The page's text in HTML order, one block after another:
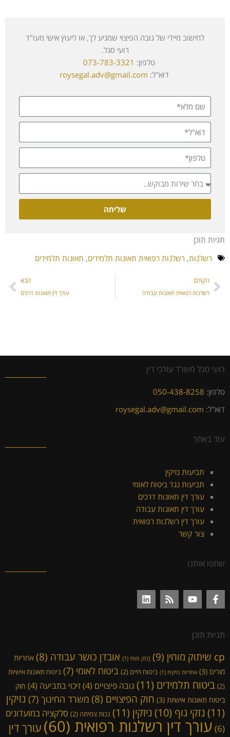
לחישוב מיידי של גובה הפיצוי שמגיע לך, או ליעוץ אישי מעו"ד
רועי סגל.
טלפון: 073-783-3321
דוא"ל: roysegal.adv@gmail.com
שליחה
תגיות תוכן
רשלנות, רשלנות רפואית תאונות תלמידים, תאונות תלמידים
הקודם
רשלנות רפואית תאונות עבודה
הבא
עורך דין תאונות דרכים
רועי סגל משרד עורכי דין
טלפון: 050-438-8258
דוא"ל: roysegal.adv@gmail.com
עוד באתר
תביעות נזיקין
תביעות נגד ביטוח לאומי
עורך דין תאונות דרכים
עורך דין תאונות עבודה
עורך דין רשלנות רפואית
צור קשר
שתפו אותנו
תגיות תוכן
cp שיתוק מוחין (9) [נזק מוחי (1) אובדן כושר עבודה (8)
אחריות
מורים (3) אחריות נזיקית (1) ביטוח חיים (2) ביטוח לאומי (7)
ביטוח תאונות אישיות
(2)
ביטוח תלמידים (11) גובה פיצויים (4) זיכוי בתביעה (4)
חוק
ביטוח תאונות אישיות (3) חוק הפיצויים (8) משרד החינוך (7)
נזיקין
(11)
נזקי גוף (10) ניזקין (11) נכות צמיתה (2)
סלקציה במועדונים
(6)
עורך דין רשלנות רפואית (60)
עורך דין